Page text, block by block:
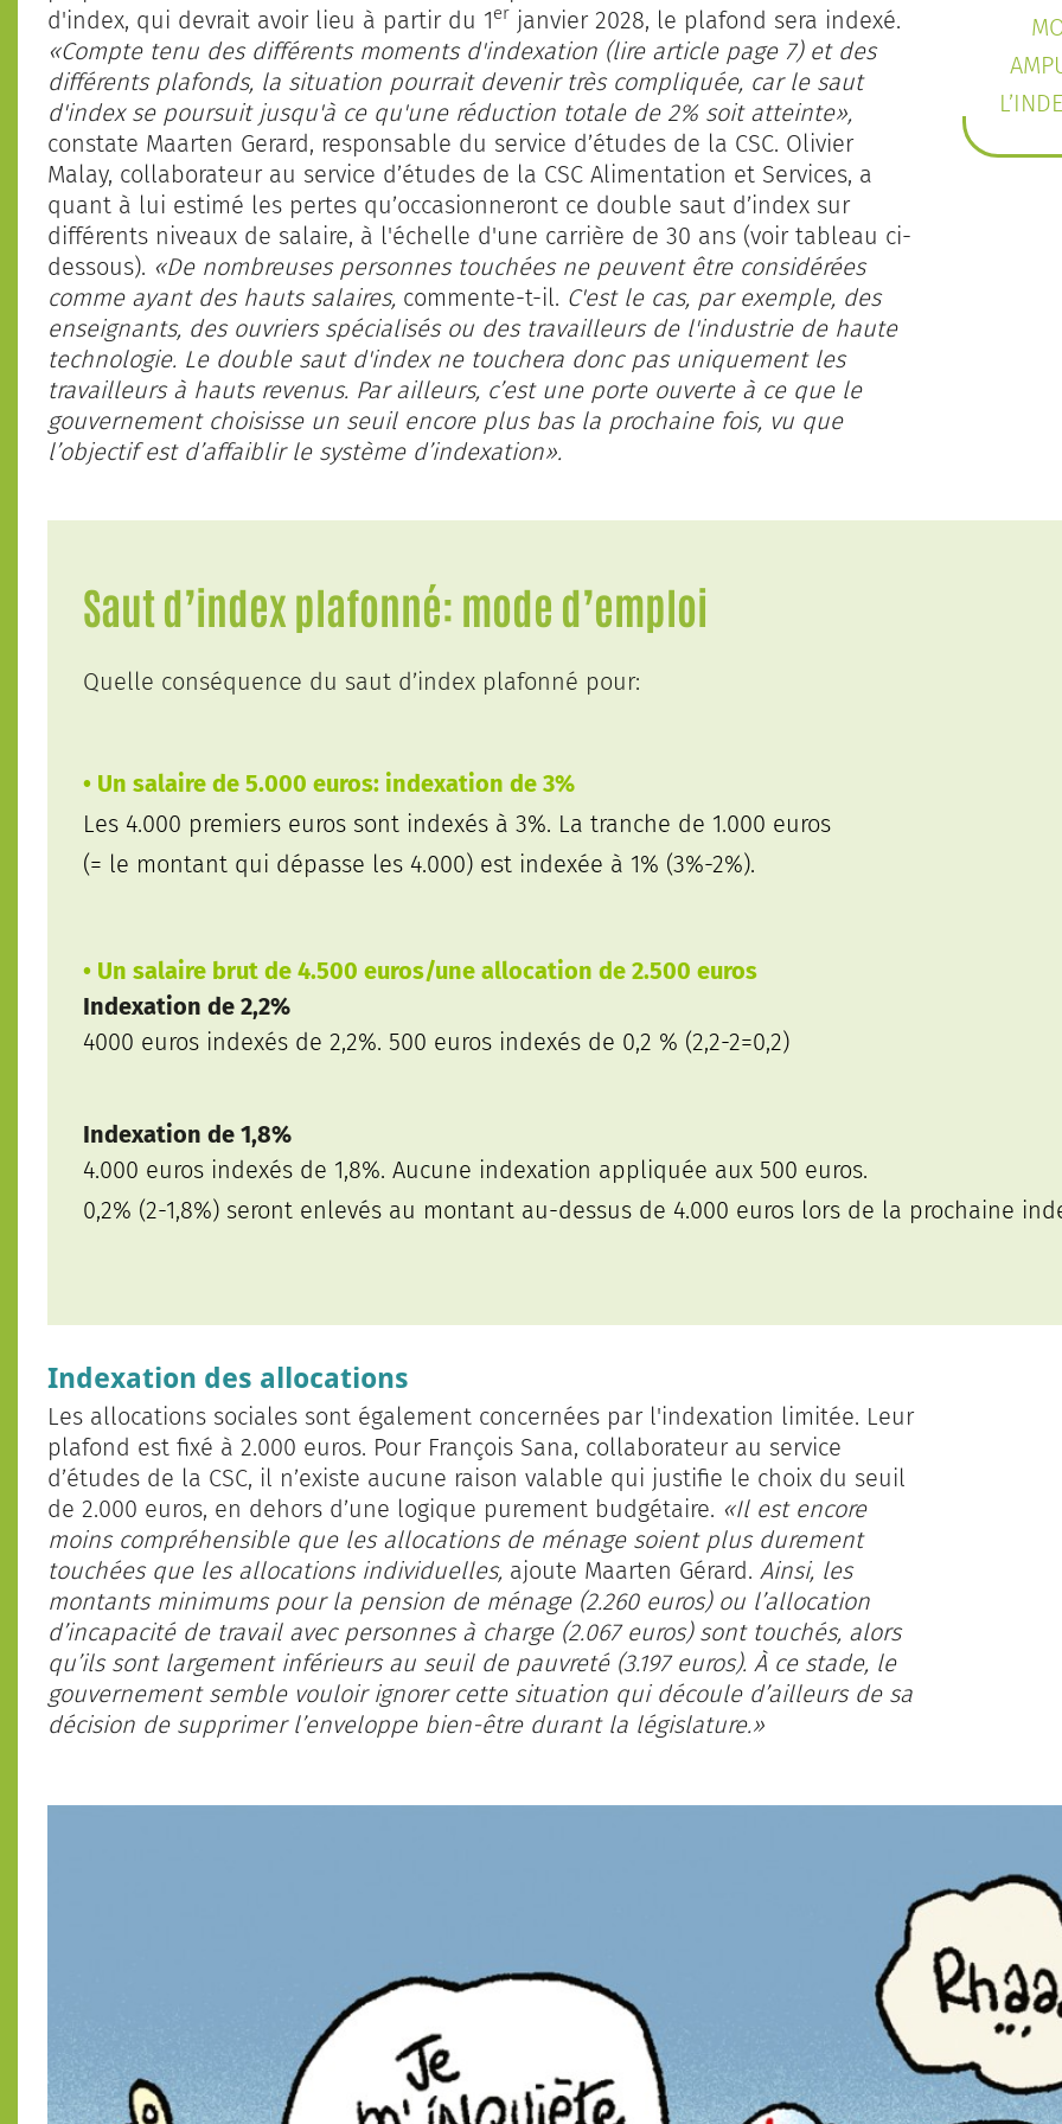
d'index, qui devrait avoir lieu à partir du 1er janvier 2028, le plafond sera indexé.
«Compte tenu des différents moments d'indexation (lire article page 7) et des
différents plafonds, la situation pourrait devenir très compliquée, car le saut
d'index se poursuit jusqu'à ce qu'une réduction totale de 2% soit atteinte»,
constate Maarten Gerard, responsable du service d’études de la CSC. Olivier
Malay, collaborateur au service d’études de la CSC Alimentation et Services, a
quant à lui estimé les pertes qu’occasionneront ce double saut d’index sur
différents niveaux de salaire, à l'échelle d'une carrière de 30 ans (voir tableau ci-
dessous). «De nombreuses personnes touchées ne peuvent être considérées
comme ayant des hauts salaires, commente-t-il. C'est le cas, par exemple, des
enseignants, des ouvriers spécialisés ou des travailleurs de l'industrie de haute
technologie. Le double saut d'index ne touchera donc pas uniquement les
travailleurs à hauts revenus. Par ailleurs, c’est une porte ouverte à ce que le
gouvernement choisisse un seuil encore plus bas la prochaine fois, vu que
l’objectif est d’affaiblir le système d’indexation».
Saut d’index plafonné: mode d’emploi
Quelle conséquence du saut d’index plafonné pour:
• Un salaire de 5.000 euros: indexation de 3%
Les 4.000 premiers euros sont indexés à 3%. La tranche de 1.000 euros
(= le montant qui dépasse les 4.000) est indexée à 1% (3%-2%).
• Un salaire brut de 4.500 euros/une allocation de 2.500 euros
Indexation de 2,2%
4000 euros indexés de 2,2%. 500 euros indexés de 0,2 % (2,2-2=0,2)
Indexation de 1,8%
4.000 euros indexés de 1,8%. Aucune indexation appliquée aux 500 euros.
0,2% (2-1,8%) seront enlevés au montant au-dessus de 4.000 euros lors de la prochaine
Indexation des allocations
Les allocations sociales sont également concernées par l'indexation limitée. Leur
plafond est fixé à 2.000 euros. Pour François Sana, collaborateur au service
d’études de la CSC, il n’existe aucune raison valable qui justifie le choix du seuil
de 2.000 euros, en dehors d’une logique purement budgétaire. «Il est encore
moins compréhensible que les allocations de ménage soient plus durement
touchées que les allocations individuelles, ajoute Maarten Gérard. Ainsi, les
montants minimums pour la pension de ménage (2.260 euros) ou l’allocation
d’incapacité de travail avec person­nes à charge (2.067 euros) sont touchés, alors
qu’ils sont largement inférieurs au seuil de pau­vreté (3.197 euros). À ce stade, le
gouvernement semble vouloir ignorer cette situation qui découle d’ailleurs de sa
décision de supprimer l’enveloppe bien-être durant la législature.»